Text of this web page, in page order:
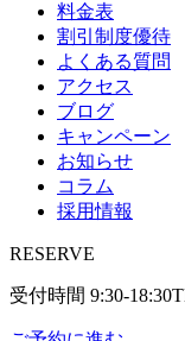
料金表
割引制度優待
よくある質問
アクセス
ブログ
キャンペーン
お知らせ
コラム
採用情報
RESERVE
受付時間 9:30-18:30